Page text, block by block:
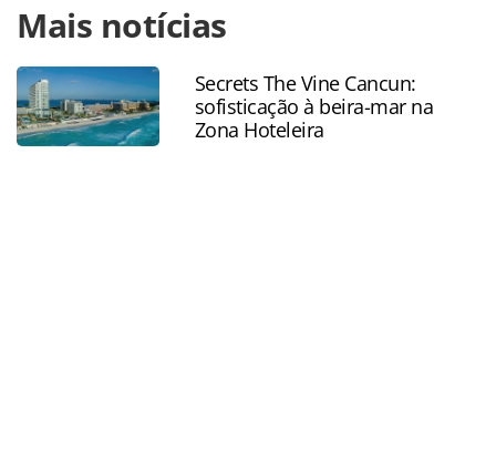
https://www.panrotas.com.br/100xbrasil/destinos/2023/
de-inverno-de-garanhuns-pe-tem-investimentos-de-r-112-
milhoes_198355.html ou as ferramentas oferecidas na
página. Todo o conteúdo produzido pela PANROTAS
Editora é protegido pela legislação brasileira sobre direito
autoral. Não reproduza o conteúdo sem autorização da
Mais notícias
Secrets The Vine Cancun:
sofisticação à beira-mar na
Zona Hoteleira